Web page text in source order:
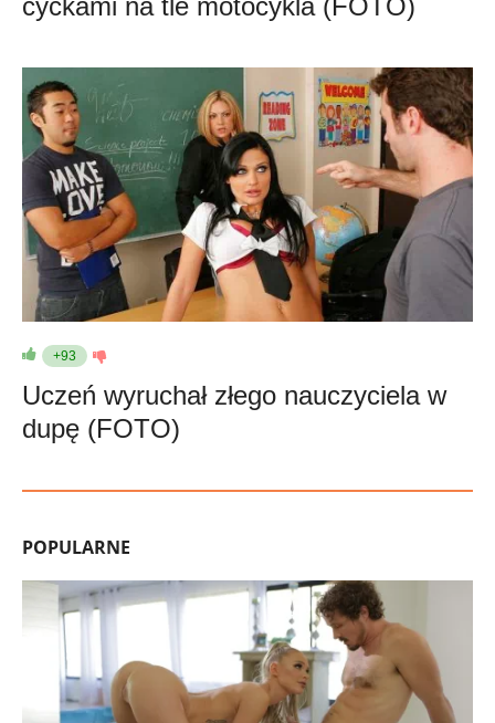
cyckami na tle motocykla (FOTO)
+93
Uczeń wyruchał złego nauczyciela w
dupę (FOTO)
POPULARNE